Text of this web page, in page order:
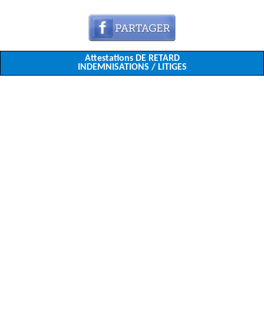
Attestations DE RETARD
INDEMNISATIONS / LITIGES